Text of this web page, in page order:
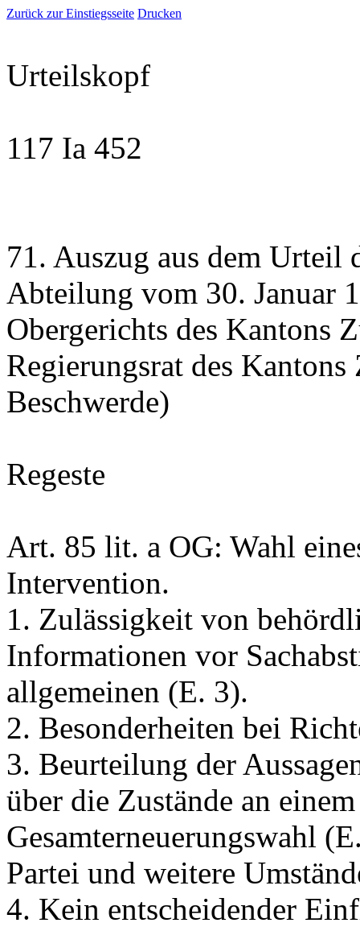
Zurück zur Einstiegsseite Drucken
Urteilskopf
117 Ia 452
71. Auszug aus dem
Abteilung vom 30. Januar
Obergerichts des Kantons
Regierungsrat des
Beschwerde)
Regeste
Art. 85 lit. a OG: Wahl
Intervention.
1. Zulässigkeit von
Informationen vor
allgemeinen (E. 3).
2. Besonderheiten bei
3. Beurteilung der
über die Zustände an
Gesamterneuerungswahl
Partei und weitere
4. Kein entscheidender